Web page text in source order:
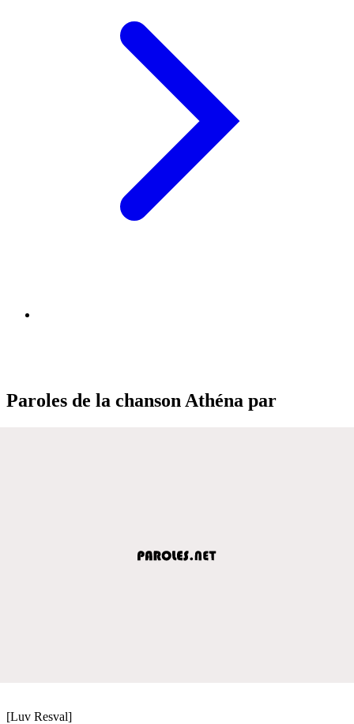
Paroles de la chanson Athéna par
[Luv Resval]